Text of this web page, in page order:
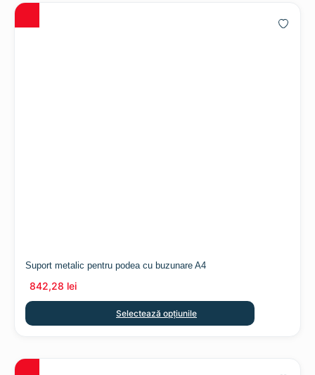
Suport metalic pentru podea cu buzunare A4
842,28 lei
Selectează opțiunile